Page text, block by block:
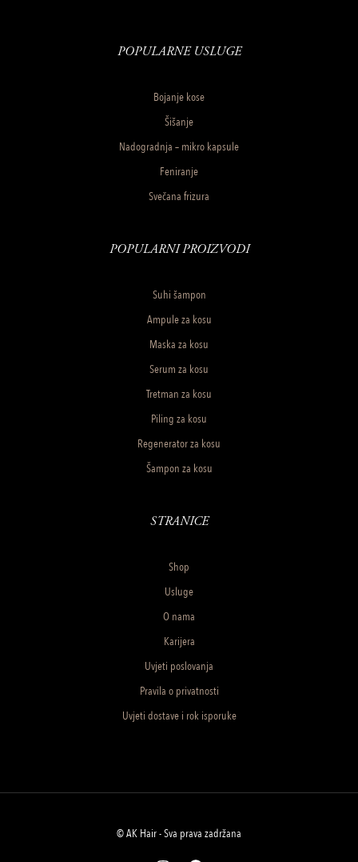
POPULARNE USLUGE
Bojanje kose
Šišanje
Nadogradnja – mikro kapsule
Feniranje
Svečana frizura
POPULARNI PROIZVODI
Suhi šampon
Ampule za kosu
Maska za kosu
Serum za kosu
Tretman za kosu
Piling za kosu
Regenerator za kosu
Šampon za kosu
STRANICE
Shop
Usluge
O nama
Karijera
Uvjeti poslovanja
Pravila o privatnosti
Uvjeti dostave i rok isporuke
© AK Hair - Sva prava zadržana